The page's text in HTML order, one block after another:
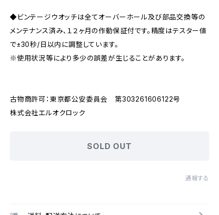
◆ビンテージウオッチは全てオーバーホール及び部品交換等の
メンテナンス済み、１２ヶ月の作動保証付です。精度はテスター値
で±30秒/日以内に調整しています。
※使用状況等により多少の誤差が生じることがあります。
古物商許可：東京都公安委員会 第303261606122号
株式会社エルオクロック
SOLD OUT
通報する